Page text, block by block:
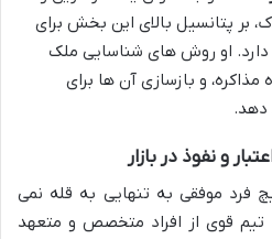
بر پتانسیل بالای این بخش برای
دارد. او روش های شناسایی ملک
مذاکره، و بازسازی آن ها برای
دهد.
و نفوذ در بازار
فرد موفقی به تنهایی به قله نمی
قوی از افراد متخصص و متعهد